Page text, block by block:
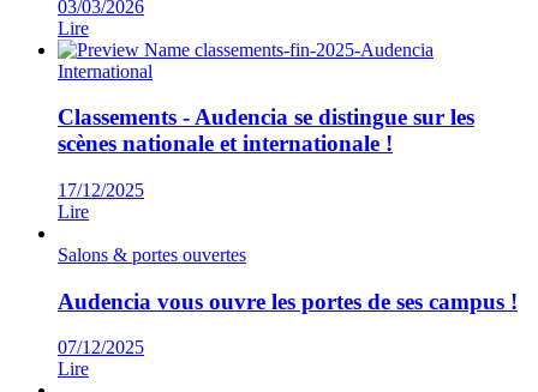
03/03/2026
Lire
International
Classements - Audencia se distingue sur les
scènes nationale et internationale !
17/12/2025
Lire
Salons & portes ouvertes
Audencia vous ouvre les portes de ses campus !
07/12/2025
Lire